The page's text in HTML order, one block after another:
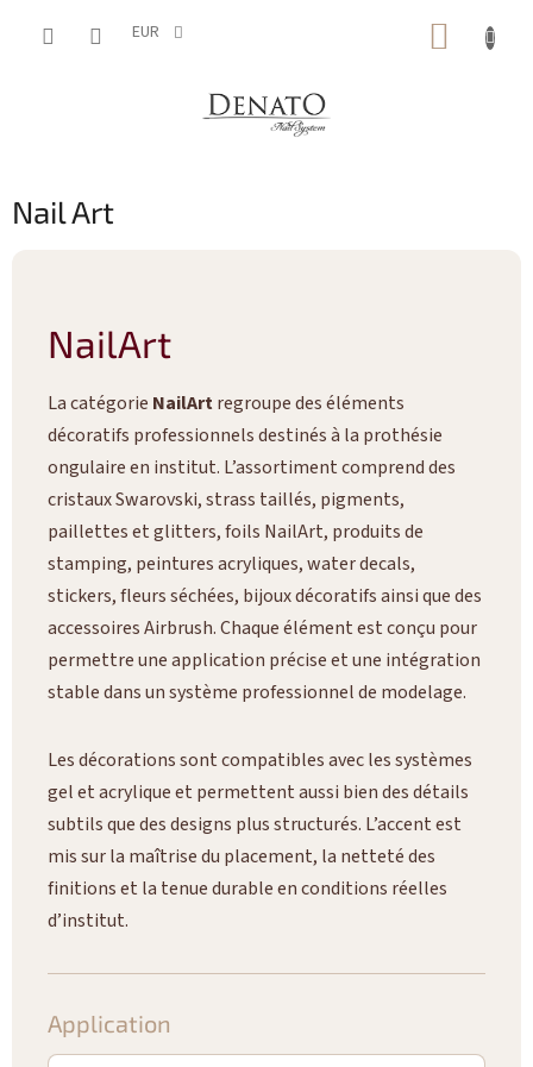
EUR
PANIER
Nail Art
NailArt
La catégorie NailArtregroupe des éléments
décoratifs professionnels destinés à la prothésie
ongulaire en institut. L’assortiment comprend des
cristaux Swarovski, strass taillés, pigments,
paillettes et glitters, foils NailArt, produits de
stamping, peintures acryliques, water decals,
stickers, fleurs séchées, bijoux décoratifs ainsi que des
accessoires Airbrush. Chaque élément est conçu pour
permettre une application précise et une intégration
stable dans un système professionnel de modelage.
Les décorations sont compatibles avec les systèmes
gel et acrylique et permettent aussi bien des détails
subtils que des designs plus structurés. L’accent est
mis sur la maîtrise du placement, la netteté des
finitions et la tenue durable en conditions réelles
d’institut.
Application